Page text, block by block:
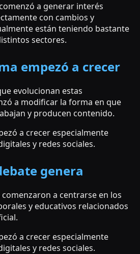
comenzó a generar interés
con cambios y
están teniendo bastante
sectores.
empezó a crecer
evolucionan estas
a modificar la forma en que
y producen contenido.
a crecer especialmente
y redes sociales.
genera
a centrarse en los
y educativos relacionados
a crecer especialmente
y redes sociales.